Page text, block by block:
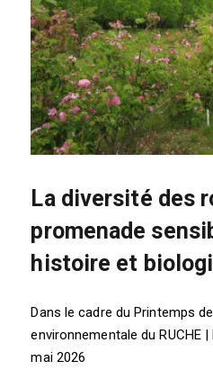
La diversité des
promenade
histoire et
Dans le cadre du Printemps
environnementale du RUCHE
mai 2026